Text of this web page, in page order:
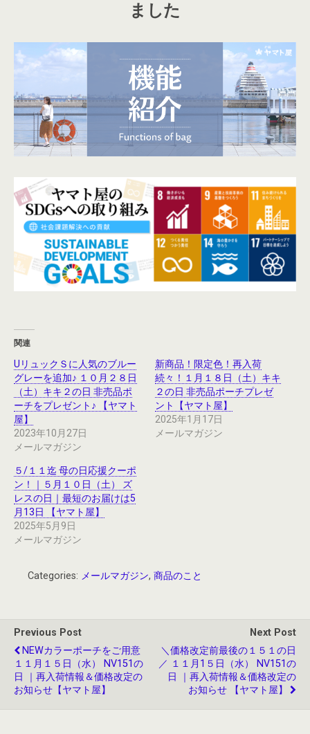
ました
関連
UリュックＳに人気のブルー
グレーを追加♪ １０月２８日
（土）キキ２の日 非売品ポ
ーチをプレゼント♪ 【ヤマト
屋】
2023年10月27日
メールマガジン
新商品！限定色！再入荷
続々！１月１８日（土）キキ
２の日 非売品ポーチプレゼ
ント【ヤマト屋】
2025年1月17日
メールマガジン
５/１１迄 母の日応援クーポ
ン！｜５月１０日（土） ズ
レスの日｜最短のお届けは5
月13日 【ヤマト屋】
2025年5月9日
メールマガジン
Categories: メールマガジン, 商品のこと
Previous Post
NEWカラーポーチをご用意
１１月１５日（水） NV151の
日 ｜再入荷情報＆価格改定の
お知らせ【ヤマト屋】
Next Post
＼価格改定前最後の１５１の日
／ １１月1５日（水） NV151の
日 ｜再入荷情報＆価格改定の
お知らせ 【ヤマト屋】